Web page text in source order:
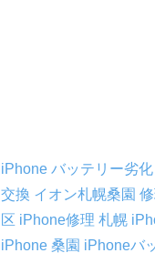
iPhone バッテリー劣
交換 イオン札幌桑園
区 iPhone修理 札幌
iPhone 桑園 iPhoneバ